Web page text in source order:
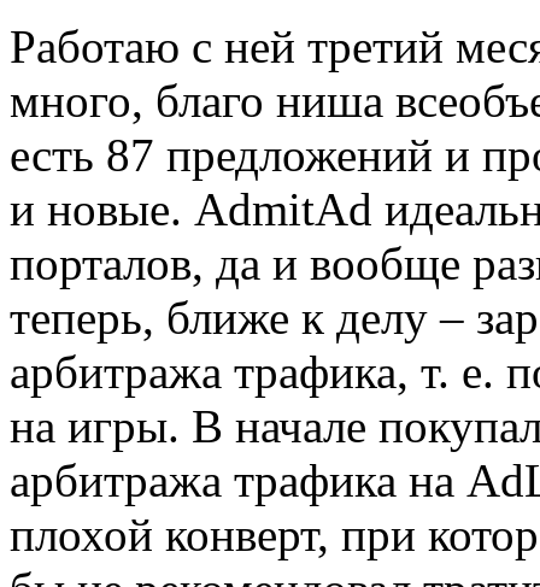
Работаю с ней третий
много, благо ниша
есть 87 предложений и
и новые. AdmitAd
порталов, да и вообще
теперь, ближе к делу –
арбитража трафика, т. е.
на игры. В начале
арбитража трафика на
плохой конверт, при